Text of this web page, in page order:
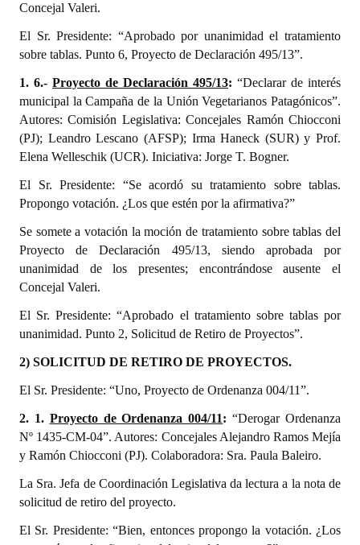
Concejal Valeri.
El Sr. Presidente: “Aprobado por unanimidad el tratamiento
sobre tablas. Punto 6, Proyecto de Declaración 495/13”.
1. 6.- Proyecto de Declaración 495/13: “Declarar de interés
municipal la Campaña de la Unión Vegetarianos Patagónicos”.
Autores: Comisión Legislativa: Concejales Ramón Chiocconi
(PJ); Leandro Lescano (AFSP); Irma Haneck (SUR) y Prof.
Elena Welleschik (UCR). Iniciativa: Jorge T. Bogner.
El Sr. Presidente: “Se acordó su tratamiento sobre tablas.
Propongo votación. ¿Los que estén por la afirmativa?”
Se somete a votación la moción de tratamiento sobre tablas del
Proyecto de Declaración 495/13, siendo aprobada por
unanimidad de los presentes; encontrándose ausente el
Concejal Valeri.
El Sr. Presidente: “Aprobado el tratamiento sobre tablas por
unanimidad. Punto 2, Solicitud de Retiro de Proyectos”.
2) SOLICITUD DE RETIRO DE PROYECTOS.
El Sr. Presidente: “Uno, Proyecto de Ordenanza 004/11”.
2. 1. Proyecto de Ordenanza 004/11: “Derogar Ordenanza
Nº 1435-CM-04”. Autores: Concejales Alejandro Ramos Mejía
y Ramón Chiocconi (PJ). Colaboradora: Sra. Paula Baleiro.
La Sra. Jefa de Coordinación Legislativa da lectura a la nota de
solicitud de retiro del proyecto.
El Sr. Presidente: “Bien, entonces propongo la votación. ¿Los